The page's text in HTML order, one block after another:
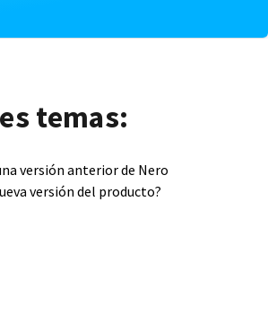
temas:
versión anterior de Nero
versión del producto?